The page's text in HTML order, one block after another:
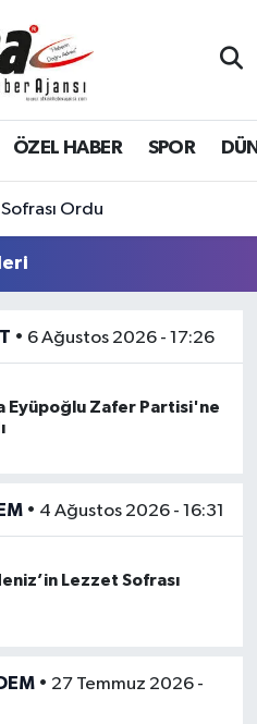
ÖZEL HABER SPOR
Ordu
• 6 Ağustos 2026 - 17:26
Eyüpoğlu Zafer Partisi'ne
• 4 Ağustos 2026 - 16:31
Lezzet Sofrası
• 27 Temmuz 2026 -